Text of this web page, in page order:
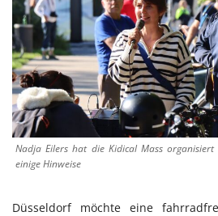
Nadja Eilers hat die Kidical Mass
einige Hinweise
Düsseldorf möchte eine